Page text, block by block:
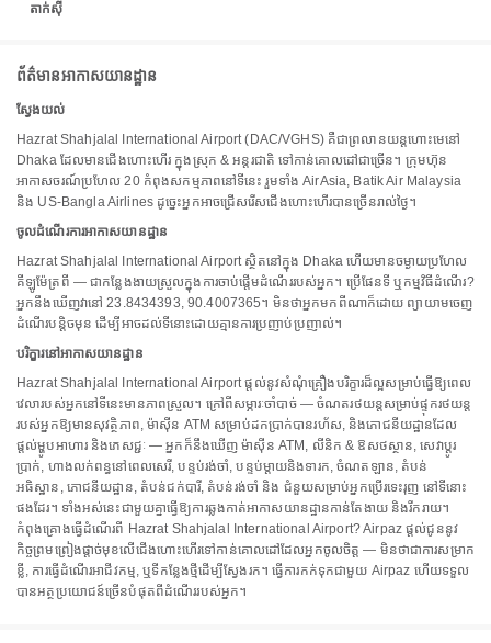
តាក់ស៊ី
ព័ត៌មានអាកាសយានដ្ឋាន
ស្វែងយល់
Hazrat Shahjalal International Airport (DAC/VGHS) គឺជាព្រលានយន្តហោះមេនៅ
Dhaka ដែលមានជើងហោះហើរ ក្នុងស្រុក & អន្តរជាតិ ទៅកាន់គោលដៅជាច្រើន។ ក្រុមហ៊ុន
អាកាសចរណ៍ប្រហែល 20 កំពុងសកម្មភាពនៅទីនេះ រួមទាំង AirAsia, Batik Air Malaysia
និង US-Bangla Airlines ដូច្នេះអ្នកអាចជ្រើសរើសជើងហោះហើរបានច្រើនរាល់ថ្ងៃ។
ចូលដំណើរការអាកាសយានដ្ឋាន
Hazrat Shahjalal International Airport ស្ថិតនៅក្នុង Dhaka ហើយមានចម្ងាយប្រហែល
គីឡូម៉ែត្រពី — ជាកន្លែងងាយស្រួលក្នុងការចាប់ផ្តើមដំណើររបស់អ្នក។ ប្រើផែនទី ឬកម្មវិធីដំណើរ?
អ្នកនឹងឃើញវានៅ 23.8434393, 90.4007365។ មិនថាអ្នកមកពីណាក៏ដោយ ព្យាយាមចេញ
ដំណើរបន្តិចមុន ដើម្បីអាចដល់ទីនោះដោយគ្មានការប្រញាប់ប្រញាល់។
បរិក្ខារនៅអាកាសយានដ្ឋាន
Hazrat Shahjalal International Airport ផ្តល់នូវសំណុំគ្រឿងបរិក្ខារដ៏ល្អសម្រាប់ធ្វើឱ្យពេល
វេលារបស់អ្នកនៅទីនេះមានភាពស្រួល។ ក្រៅពីសម្ភារៈចាំបាច់ — ចំណតរថយន្តសម្រាប់ផ្ទុករថយន្ត
របស់អ្នកឱ្យមានសុវត្ថិភាព, ម៉ាស៊ីន ATM សម្រាប់ដកប្រាក់បានរហ័ស, និងភោជនីយដ្ឋានដែល
ផ្តល់ម្ហូបអាហារ និងភេសជ្ជៈ — អ្នកក៏នឹងឃើញ ម៉ាស៊ីន ATM, លីនិក & ឱសថស្ថាន, សេវាប្តូរ
ប្រាក់, ហាងលក់ពន្ធនៅពេលសេរី, បន្ទប់រង់ចាំ, បន្ទប់ម្តាយនិងទារក, ចំណតឡាន, តំបន់
អធិស្ឋាន, ភោជនីយដ្ឋាន, តំបន់ជក់បារី, តំបន់រង់ចាំ និង ជំនួយសម្រាប់អ្នកប្រើរទេះរុញ នៅទីនោះ
ផងដែរ។ ទាំងអស់នេះជាមួយគ្នាធ្វើឱ្យការឆ្លងកាត់អាកាសយានដ្ឋានកាន់តែងាយ និងរីករាយ។
កំពុងគ្រោងធ្វើដំណើរពី Hazrat Shahjalal International Airport? Airpaz ផ្តល់ជូននូវ
កិច្ចព្រមព្រៀងផ្តាច់មុខលើជើងហោះហើរទៅកាន់គោលដៅដែលអ្នកចូលចិត្ត — មិនថាជាការសម្រាក
ខ្លី, ការធ្វើដំណើរអាជីវកម្ម, ឬទីកន្លែងថ្មីដើម្បីស្វែងរក។ ធ្វើការកក់ទុកជាមួយ Airpaz ហើយទទួល
បានអត្ថប្រយោជន៍ច្រើនបំផុតពីដំណើររបស់អ្នក។